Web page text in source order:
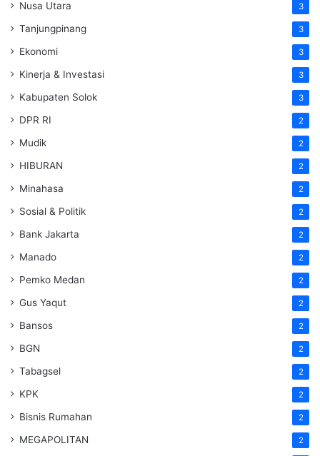
Nusa Utara 3
Tanjungpinang 3
Ekonomi 3
Kinerja & Investasi 3
Kabupaten Solok 3
DPR RI 2
Mudik 2
HIBURAN 2
Minahasa 2
Sosial & Politik 2
Bank Jakarta 2
Manado 2
Pemko Medan 2
Gus Yaqut 2
Bansos 2
BGN 2
Tabagsel 2
KPK 2
Bisnis Rumahan 2
MEGAPOLITAN 2